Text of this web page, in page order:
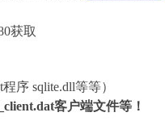
获取
序 sqlite.dll等等）
_client.dat客户端文件等！